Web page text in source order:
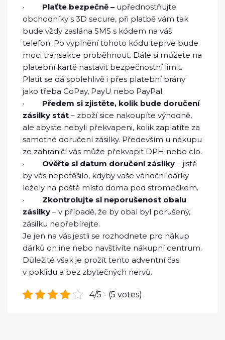
· Plaťte bezpečně – upřednostňujte
obchodníky s 3D secure, při platbě vám tak
bude vždy zaslána SMS s kódem na váš
telefon. Po vyplnění tohoto kódu teprve bude
moci transakce proběhnout. Dále si můžete na
platební kartě nastavit bezpečnostní limit.
Platit se dá spolehlivě i přes platební brány
jako třeba GoPay, PayU nebo PayPal.
· Předem si zjistěte, kolik bude doručení
zásilky stát – zboží sice nakoupíte výhodně,
ale abyste nebyli překvapeni, kolik zaplatíte za
samotné doručení zásilky. Především u nákupu
ze zahraničí vás může překvapit DPH nebo clo.
· Ověřte si datum doručení zásilky – jistě
by vás nepotěšilo, kdyby vaše vánoční dárky
ležely na poště místo doma pod stromečkem.
· Zkontrolujte si neporušenost obalu
zásilky – v případě, že by obal byl porušený,
zásilku nepřebírejte.
Je jen na vás jestli se rozhodnete pro nákup
dárků online nebo navštívíte nákupní centrum.
Důležité však je prožít tento adventní čas
v poklidu a bez zbytečných nervů.
4/5 - (5 votes)